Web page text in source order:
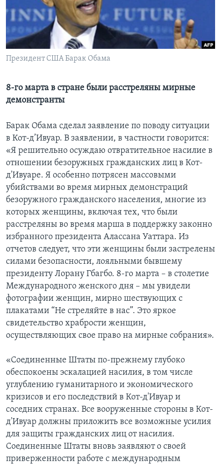
Learning English
СОЦИАЛЬНЫЕ СЕТИ
Языки
Президент США Барак Обама
8-го марта в стране были расстреляны мирные
демонстранты
Барак Обама сделал заявление по поводу ситуации
в Кот-д’Ивуар. В заявлении, в частности говорится:
«Я решительно осуждаю отвратительное насилие в
отношении безоружных гражданских лиц в Кот-
д'Ивуаре. Я особенно потрясен массовыми
убийствами во время мирных демонстраций
безоружного гражданского населения, многие из
которых женщины, включая тех, что были
расстреляны во время марша в поддержку законно
избранного президента Алассана Уаттара. Из
отчетов следует, что эти женщины были застрелены
силами безопасности, лояльными бывшему
президенту Лорану Гбагбо. 8-го марта – в столетие
Международного женского дня – мы увидели
фотографии женщин, мирно шествующих с
плакатами “Не стреляйте в нас”. Это яркое
свидетельство храбрости женщин,
осуществляющих свое право на мирные собрания».
«Соединенные Штаты по-прежнему глубоко
обеспокоены эскалацией насилия, в том числе
углублению гуманитарного и экономического
кризисов и его последствий в Кот-д'Ивуар и
соседних странах. Все вооруженные стороны в Кот-
д'Ивуар должны приложить все возможные усилия
для защиты гражданских лиц от насилия.
Соединенные Штаты вновь заявляют о своей
приверженности работе с международным